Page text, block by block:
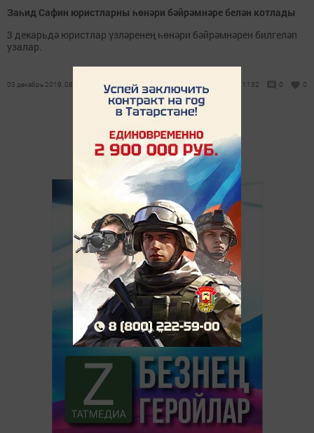
Заһид Сафин юристларны һөнәри бәйрәмнәре белән котлады
3 декарьдә юристлар үзләренең һөнәри бәйрәмнәрен билгеләп
узалар.
03 декабрь 2019, 08:09 1132 0 0